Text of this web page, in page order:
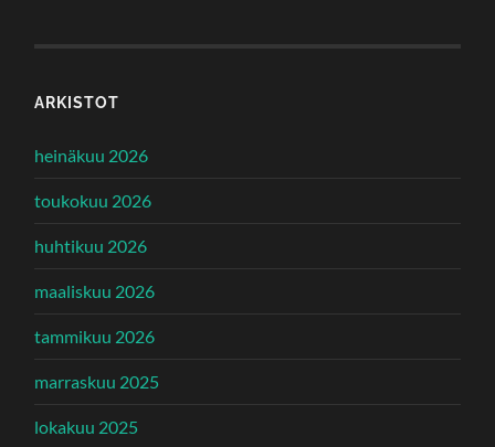
ARKISTOT
heinäkuu 2026
toukokuu 2026
huhtikuu 2026
maaliskuu 2026
tammikuu 2026
marraskuu 2025
lokakuu 2025